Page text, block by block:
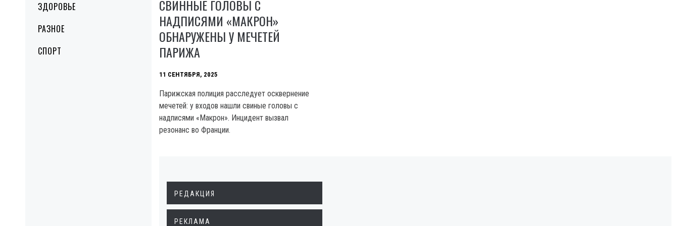
ЗДОРОВЬЕ
РАЗНОЕ
СПОРТ
СВИННЫЕ ГОЛОВЫ С
НАДПИСЯМИ «МАКРОН»
ОБНАРУЖЕНЫ У МЕЧЕТЕЙ
ПАРИЖА
11 СЕНТЯБРЯ, 2025
Парижская полиция расследует осквернение
мечетей: у входов нашли свиные головы с
надписями «Макрон». Инцидент вызвал
резонанс во Франции.
РЕДАКЦИЯ
РЕКЛАМА